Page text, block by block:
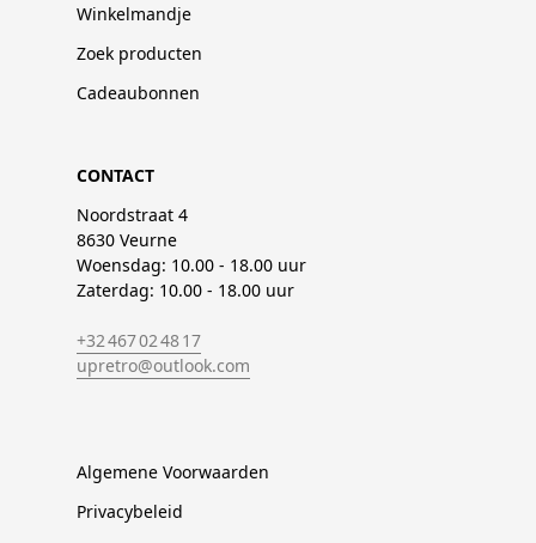
Winkelmandje
Zoek producten
Cadeaubonnen
CONTACT
Noordstraat 4
8630 Veurne
Woensdag: 10.00 - 18.00 uur
Zaterdag: 10.00 - 18.00 uur
+32 467 02 48 17
upretro@outlook.com
Algemene Voorwaarden
Privacybeleid